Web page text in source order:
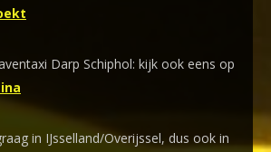
Darp Schiphol: kijk ook eens op
in IJsselland/Overijssel, dus ook in